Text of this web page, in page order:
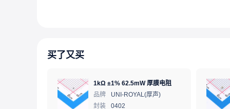
买了又买
1kΩ ±1% 62.5mW 厚膜电阻
品牌
UNI-ROYAL(厚声)
封装
0402